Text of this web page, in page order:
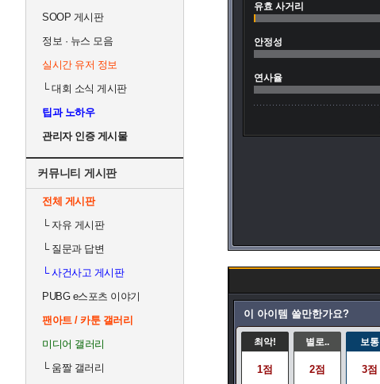
SOOP 게시판
정보 · 뉴스 모음
실시간 유저 정보
└대회 소식 게시판
팁과 노하우
관리자 인증 게시물
커뮤니티 게시판
전체 게시판
└자유 게시판
└질문과 답변
└사건사고 게시판
PUBG e스포츠 이야기
팬아트 / 카툰 갤러리
미디어 갤러리
└움짤 갤러리
유효 사거리
안정성
연사율
이 아이템 쓸만한가요?
최악!
1점
별로..
2점
보통
3점